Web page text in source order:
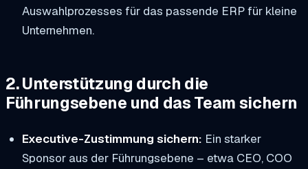
Auswahlprozesses für das passende ERP für kleine
Unternehmen.
2. Unterstützung durch die
Führungsebene und das Team sichern
Executive-Zustimmung sichern: Ein starker
Sponsor aus der Führungsebene – etwa CEO, COO